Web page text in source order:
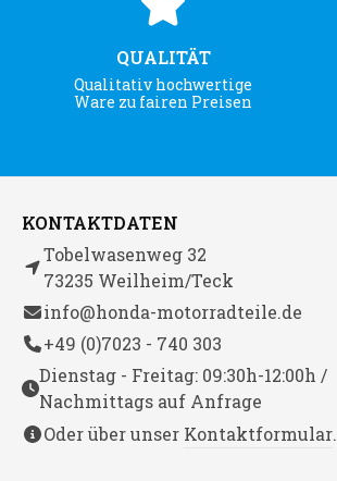
QUALITÄT
Qualitativ hochwertige
Ware zu fairen Preisen
KONTAKTDATEN
Tobelwasenweg 32
73235 Weilheim/Teck
info@honda-motorradteile.de
+49 (0)7023 - 740 303
Dienstag - Freitag: 09:30h-12:00h /
Nachmittags auf Anfrage
Oder über unser Kontaktformular.